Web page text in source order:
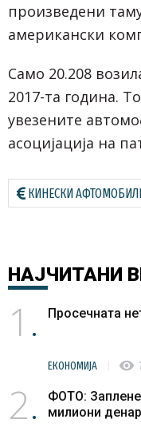
произведени
американски
Само 20.208
2017-та година.
увезените
асоцијација на
КИНЕСКИ
НАЈЧИТАНИ
1 Просечната
ЕКОНОМИЈА visibility
2
ФОТО:
милиони